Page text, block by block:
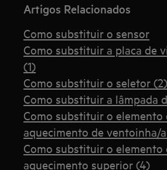
Artigos Relacionados
Como substituir o sensor
Como substituir a placa de
(1)
Como substituir o seletor (2)
Como substituir a lâmpada
Como substituir o elemento
aquecimento de ventoinha/
Como substituir o elemento
aquecimento superior (4)